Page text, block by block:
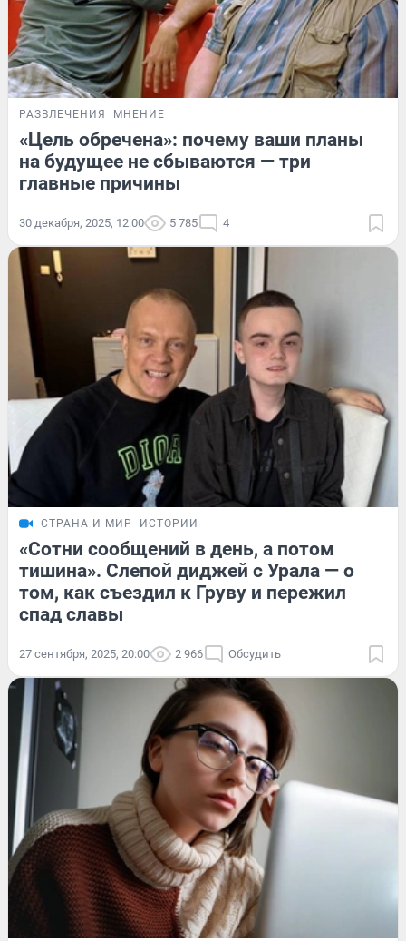
РАЗВЛЕЧЕНИЯ МНЕНИЕ
«Цель обречена»: почему ваши планы
на будущее не сбываются — три
главные причины
30 декабря, 2025, 12:00 5 785 4
СТРАНА И МИР ИСТОРИИ
«Сотни сообщений в день, а потом
тишина». Слепой диджей с Урала — о
том, как съездил к Груву и пережил
спад славы
27 сентября, 2025, 20:00 2 966 Обсудить